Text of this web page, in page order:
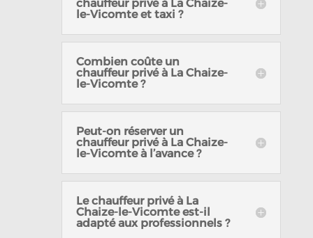
chauffeur privé à La Chaize-
le-Vicomte et taxi ?
Combien coûte un
chauffeur privé à La Chaize-
le-Vicomte ?
Peut-on réserver un
chauffeur privé à La Chaize-
le-Vicomte à l’avance ?
Le chauffeur privé à La
Chaize-le-Vicomte est-il
adapté aux professionnels ?